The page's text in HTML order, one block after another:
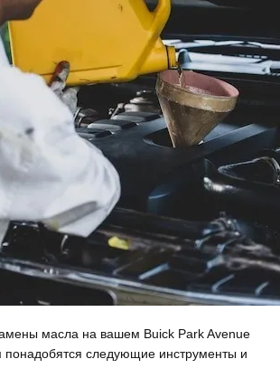
масла на вашем Buick Park Avenue
следующие инструменты и